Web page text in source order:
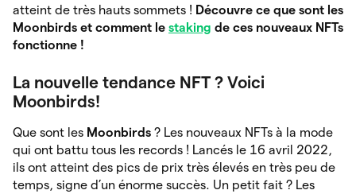
atteint de très hauts sommets ! Découvre ce que sont les
Moonbirds et comment le staking de ces nouveaux NFTs
fonctionne !
La nouvelle tendance NFT ? Voici
Moonbirds!
Que sont les Moonbirds ? Les nouveaux NFTs à la mode
qui ont battu tous les records ! Lancés le 16 avril 2022,
ils ont atteint des pics de prix très élevés en très peu de
temps, signe d’un énorme succès. Un petit fait ? Les